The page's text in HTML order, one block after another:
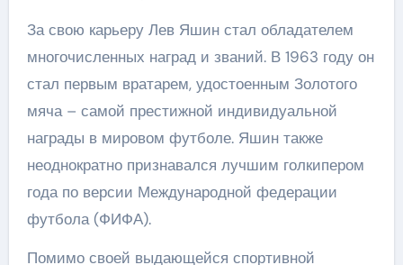
За свою карьеру Лев Яшин стал обладателем
многочисленных наград и званий. В 1963 году он
стал первым вратарем, удостоенным Золотого
мяча – самой престижной индивидуальной
награды в мировом футболе. Яшин также
неоднократно признавался лучшим голкипером
года по версии Международной федерации
футбола (ФИФА).
Помимо своей выдающейся спортивной